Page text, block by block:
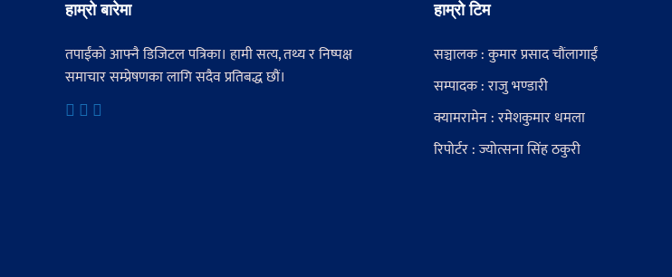
हाम्रो बारेमा
तपाईंको आफ्नै डिजिटल पत्रिका। हामी सत्य, तथ्य र निष्पक्ष
समाचार सम्प्रेषणका लागि सदैव प्रतिबद्ध छौं।
हाम्रो टिम
सञ्चालक : कुमार प्रसाद चौंलागाईं
सम्पादक : राजु भण्डारी
क्यामरामेन : रमेशकुमार धमला
रिपोर्टर : ज्योत्सना सिंह ठकुरी